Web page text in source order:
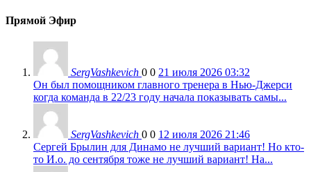
Прямой Эфир
SergVashkevich 0 0 21 июля 2026 03:32
Он был помощником главного тренера в Нью-Джерси
когда команда в 22/23 году начала показывать самы...
SergVashkevich 0 0 12 июля 2026 21:46
Сергей Брылин для Динамо не лучший вариант! Но кто-
то И.о. до сентября тоже не лучший вариант! На...